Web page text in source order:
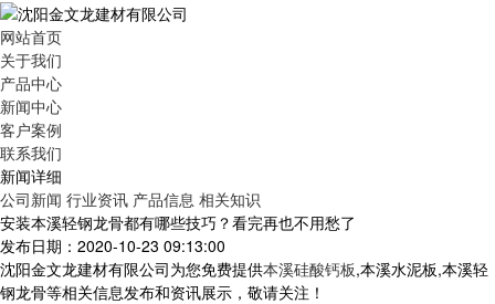
网站首页
关于我们
产品中心
新闻中心
客户案例
联系我们
新闻详细
公司新闻 行业资讯 产品信息 相关知识
安装本溪轻钢龙骨都有哪些技巧？看完再也不用愁了
发布日期：2020-10-23 09:13:00
沈阳金文龙建材有限公司为您免费提供本溪硅酸钙板,本溪水泥板,本溪轻
钢龙骨等相关信息发布和资讯展示，敬请关注！